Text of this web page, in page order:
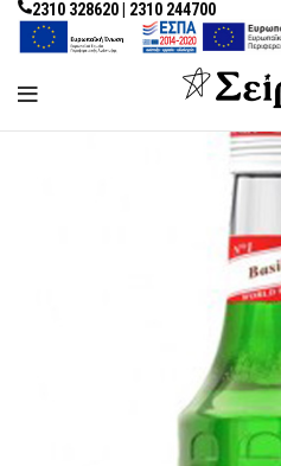
2310 328620 | 2310 244700